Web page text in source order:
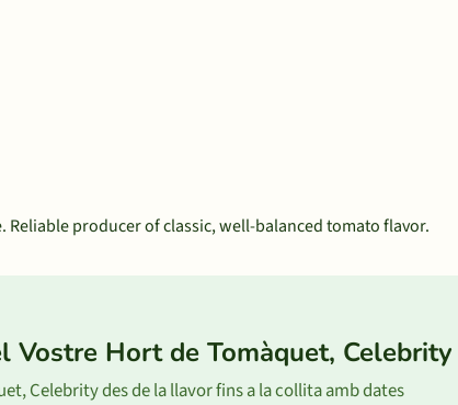
producer of classic, well-balanced tomato flavor.
Vostre Hort de Tomàquet, Celebrity
Celebrity des de la llavor fins a la collita amb dates